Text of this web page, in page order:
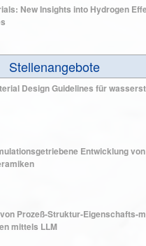
New Insights into Hydrogen
Stellenangebote
Design Guidelines für
Entwicklung von
Prozeß-Struktur-Eigenschafts-
mittels LLM